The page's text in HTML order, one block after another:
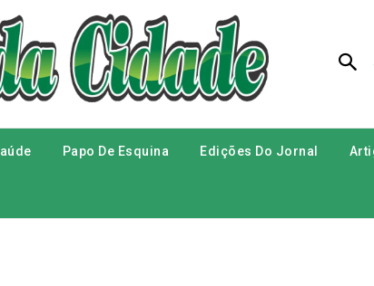
Papo De Esquina Edições Do Jornal